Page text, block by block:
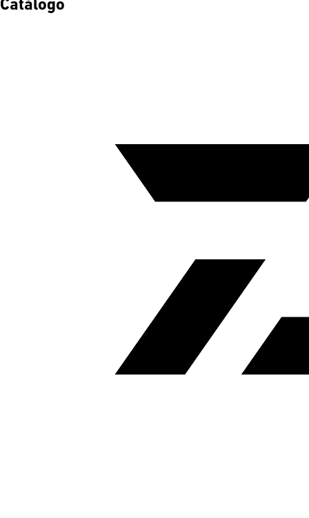
Catálogo